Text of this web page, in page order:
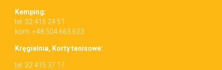
Kemp­ing:
tel. 32 415 24 51
kom. +48 504 663 623
Kręgiel­nia, Korty tenisowe:
tel. 32 415 37 17